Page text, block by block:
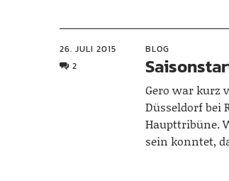
26. JULI 2015
2
BLOG
Gero war kurz
Düsseldorf bei
Haupttribüne.
sein konntet,